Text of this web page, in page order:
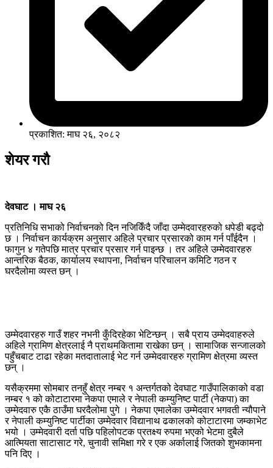
प्रकाशित: माघ २६, २०८२
शेयर गरौ
देवघाट । माघ २६
प्रतिनिधि सभाको निर्वाचनको दिन नजिकिँदै जाँदा उम्मेदवारहरुको धपेडी बढ्दो
छ । निर्वाचन कार्यक्रम अनुसार अहिले प्रचार प्रसारको काम गर्न पाँईदैन ।
फागुन ४ गतेपछि मात्र प्रचार प्रसार गर्न पाइन्छ । तर अहिले उम्मेदवारहरु
आन्तरिक बैठक, कार्यालय स्थापना, निर्वाचन परिचालन कमिटि गठन र
घरदैलोमा व्यस्त छन् ।
उम्मेदवारहरु गाउँ शहर नभनी कुँदिरहेका भेटिन्छन् । सबै प्राय उम्मेदवाहरुले
अहिले ग्रामिण क्षेत्रलाई नै प्राथमकितामा राखेका छन् । सामाजिक सन्जालको
पहुँचबाट टाढा रहेका मतदातालाई भेट गर्न उम्मेदवारहरु ग्रामिण क्षेत्रमा व्यस्त
छन् ।
यसैक्रममा सोमबार तनहुँ क्षेत्र नम्बर १ अन्तर्गतको देवघाट गाउँपालिकाको वडा
नम्बर १ को कोटाटारमा नेकपा एमाले र नेपाली कम्युनिष्ट पार्टी (नेकपा) का
उम्मेदवारु एकै ठाउँमा घरदैलोमा पुगे । नेकपा एमालेका उम्मेदवार भगवती न्यौपाने
र नेपाली कम्युनिष्ट पार्टीका उम्मेदवार विद्यानाथ ढकालको कोटाटारमा जम्काभेट
भयो । उम्मेदवारी दर्ता पछि पहिलोपटक प्रतक्ष्य रुपमा भएको भेटमा दुबैले
आत्मियता साटासाट गरे, चुनावी समिक्षा गरे र एक अर्कालाई जितको शुभकामना
पनि दिए ।